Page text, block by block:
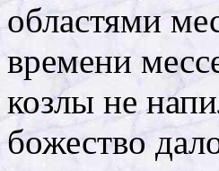
областями
времени
козлы не
божество